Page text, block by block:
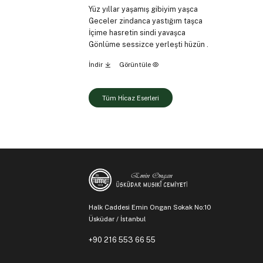
Yüz yıllar yaşamış gibiyim yaşca
Geceler zindanca yastığım taşca
İçime hasretin sindi yavaşca
Gönlüme sessizce yerleşti hüzün .
İndir Görüntüle
Tüm Hi̇caz Eserleri
Halk Caddesi Emin Ongan Sokak No:10
Üsküdar / İstanbul
+90 216 553 66 55